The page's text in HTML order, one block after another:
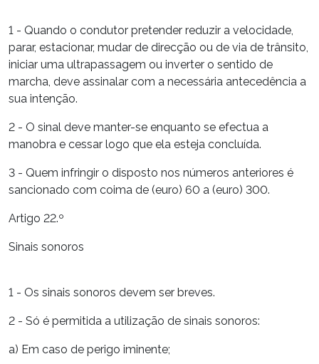
1 - Quando o condutor pretender reduzir a velocidade,
parar, estacionar, mudar de direcção ou de via de trânsito,
iniciar uma ultrapassagem ou inverter o sentido de
marcha, deve assinalar com a necessária antecedência a
sua intenção.
2 - O sinal deve manter-se enquanto se efectua a
manobra e cessar logo que ela esteja concluída.
3 - Quem infringir o disposto nos números anteriores é
sancionado com coima de (euro) 60 a (euro) 300.
Artigo 22.º
Sinais sonoros
1 - Os sinais sonoros devem ser breves.
2 - Só é permitida a utilização de sinais sonoros:
a) Em caso de perigo iminente;